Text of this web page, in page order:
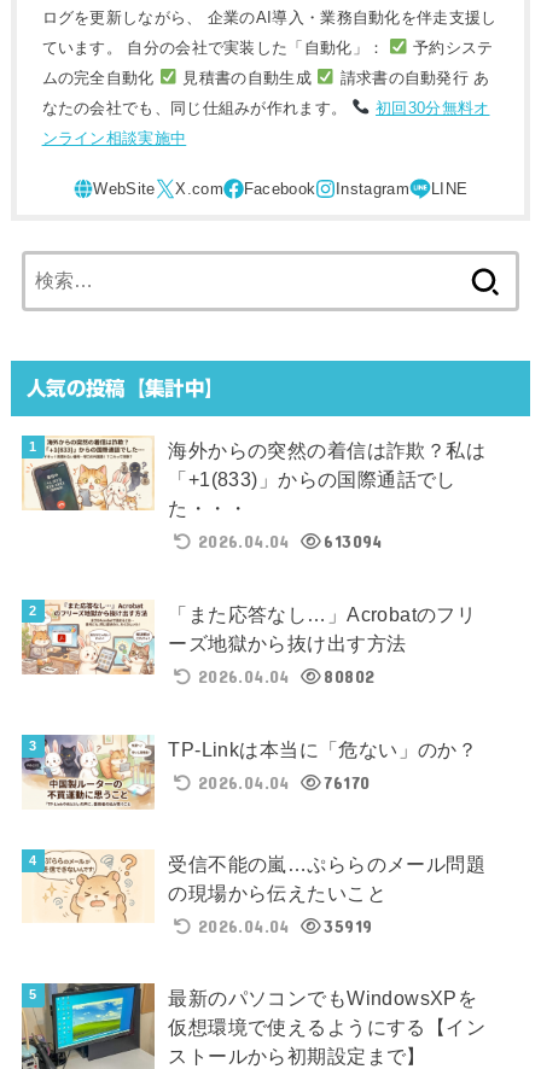
ログを更新しながら、 企業のAI導入・業務自動化を伴走支援し
ています。 自分の会社で実装した「自動化」：
予約システ
ムの完全自動化
見積書の自動生成
請求書の自動発行 あ
なたの会社でも、同じ仕組みが作れます。
初回30分無料オ
ンライン相談実施中
索:
人気の投稿【集計中】
海外からの突然の着信は詐欺？私は
「+1(833)」からの国際通話でし
た・・・
2026.04.04
613094
「また応答なし…」Acrobatのフリ
ーズ地獄から抜け出す方法
2026.04.04
80802
TP-Linkは本当に「危ない」のか？
2026.04.04
76170
受信不能の嵐…ぷららのメール問題
の現場から伝えたいこと
2026.04.04
35919
最新のパソコンでもWindowsXPを
仮想環境で使えるようにする【イン
ストールから初期設定まで】